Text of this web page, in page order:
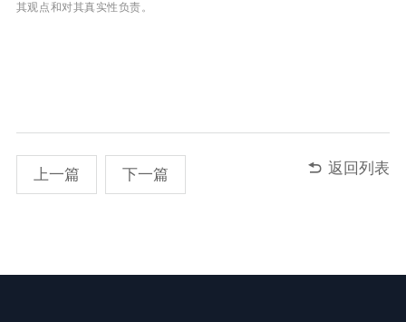
其观点和对其真实性负责。
上一篇 下一篇  返回列表